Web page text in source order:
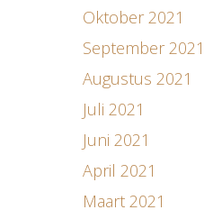
Oktober 2021
September 2021
Augustus 2021
Juli 2021
Juni 2021
April 2021
Maart 2021